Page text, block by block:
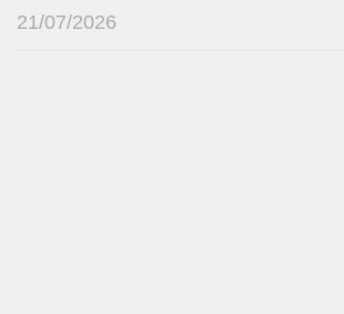
21/07/2026